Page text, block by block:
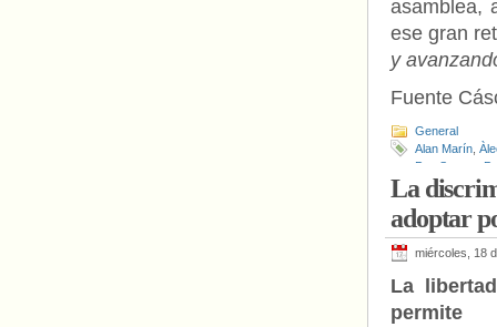
asamblea,
ese gran
y
Fuente
General
Alan Marín
Pep Satoca
La
adoptar
miércoles, 18
La